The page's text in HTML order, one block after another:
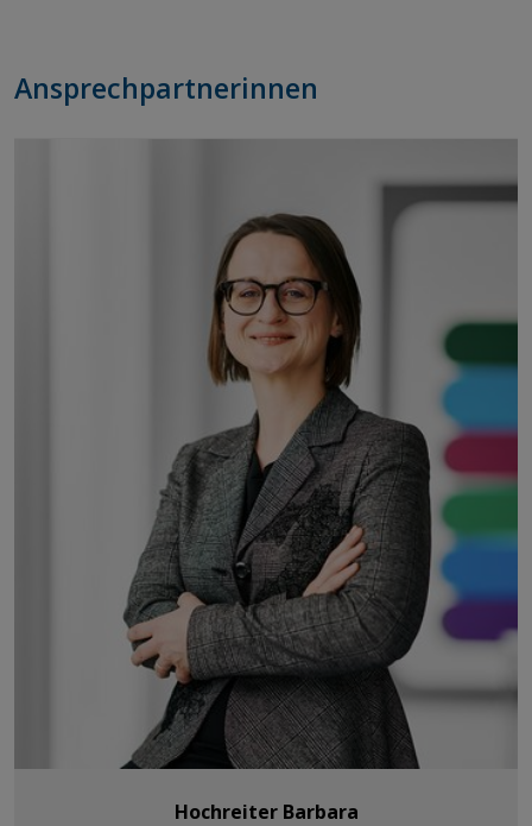
Ansprechpartnerinnen
Hochreiter Barbara